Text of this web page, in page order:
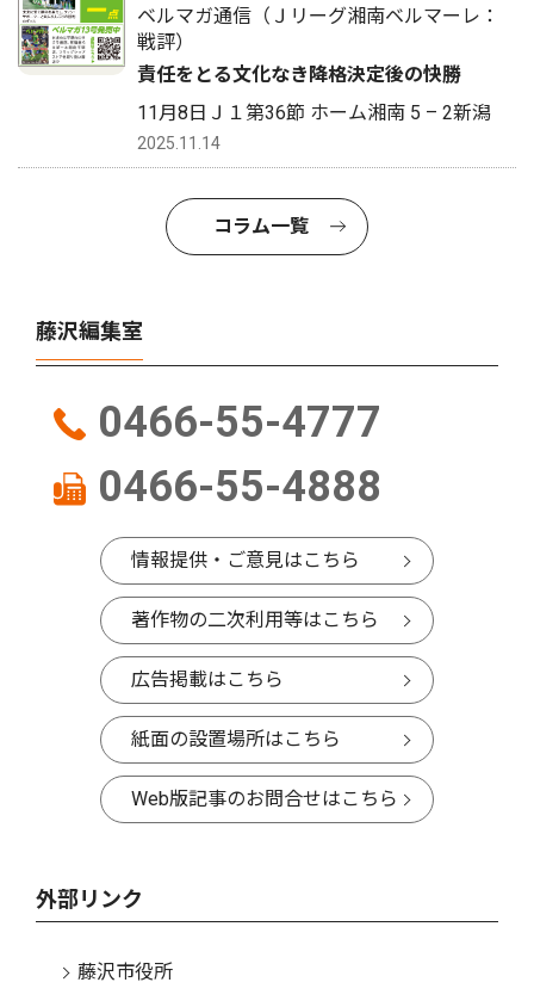
ベルマガ通信（Ｊリーグ湘南ベルマーレ：
戦評）
責任をとる文化なき降格決定後の快勝
11月8日Ｊ１第36節 ホーム湘南 5 – 2新潟
2025.11.14
コラム一覧
藤沢編集室
0466-55-4777
0466-55-4888
情報提供・ご意見はこちら
著作物の二次利用等はこちら
広告掲載はこちら
紙面の設置場所はこちら
Web版記事のお問合せはこちら
外部リンク
藤沢市役所